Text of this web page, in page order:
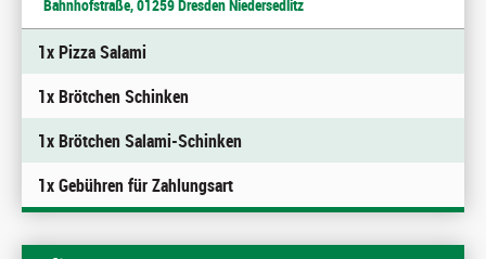
Bahnhofstraße, 01259 Dresden Niedersedlitz
1x Pizza Salami
1x Brötchen Schinken
1x Brötchen Salami-Schinken
1x Gebühren für Zahlungsart